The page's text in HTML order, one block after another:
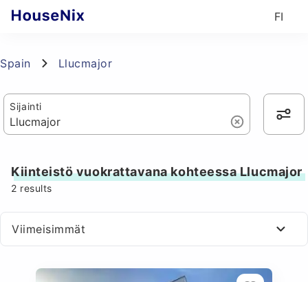
FI
Spain Llucmajor
Sijainti
Kiinteistö vuokrattavana kohteessa Llucmajor
2 results
Viimeisimmät